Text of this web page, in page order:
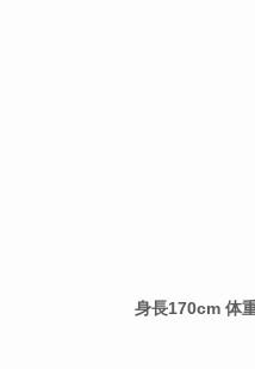
身長170cm 体